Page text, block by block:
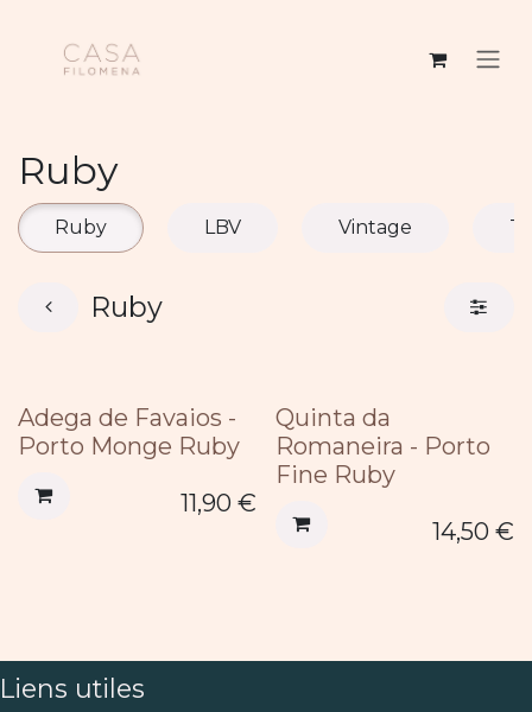
Ruby
Ruby LBV Vintage
Ruby
Adega de Favaios -
Porto Monge Ruby
11,90 €
Quinta da
Romaneira - Porto
Fine Ruby
14,50 €
Liens utiles